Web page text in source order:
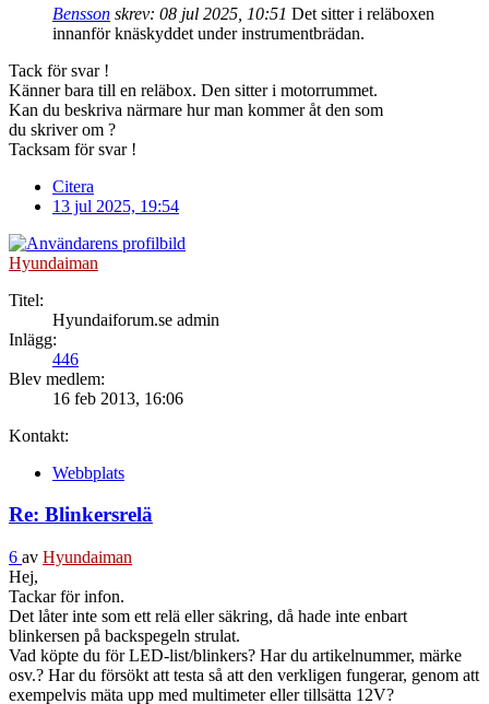
Bensson skrev: 08 jul 2025, 10:51 Det sitter i reläboxen
innanför knäskyddet under instrumentbrädan.
Tack för svar !
Känner bara till en reläbox. Den sitter i motorrummet.
Kan du beskriva närmare hur man kommer åt den som
du skriver om ?
Tacksam för svar !
Citera
13 jul 2025, 19:54
Hyundaiman
Titel:
Hyundaiforum.se admin
Inlägg:
446
Blev medlem:
16 feb 2013, 16:06
Kontakt:
Webbplats
Re: Blinkersrelä
6 av Hyundaiman
Hej,
Tackar för infon.
Det låter inte som ett relä eller säkring, då hade inte enbart
blinkersen på backspegeln strulat.
Vad köpte du för LED-list/blinkers? Har du artikelnummer, märke
osv.? Har du försökt att testa så att den verkligen fungerar, genom att
exempelvis mäta upp med multimeter eller tillsätta 12V?